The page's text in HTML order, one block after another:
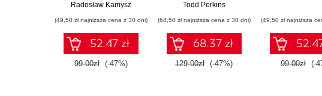
Radosław Kamysz
(49,50 zł najniższa cena z 30 dni)
52.47 zł
99.00zł (-47%)
Todd Perkins
(64,50 zł najniższa cena z 30 dni)
68.37 zł
129.00zł (-47%)
(49,50 zł najniższa
99.00zł (-